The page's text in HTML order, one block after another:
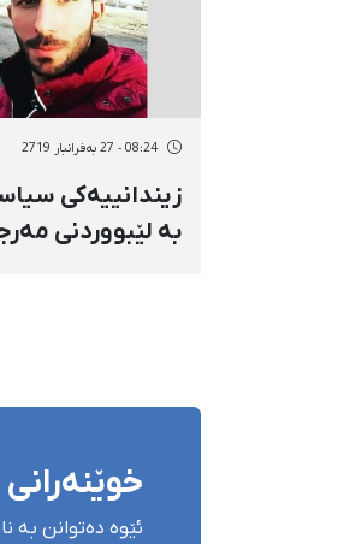
08:24 - 27 بەفرانبار 2719
زیندانییەکی
بە لێبووردنی
ئێوە دەتوانن بە